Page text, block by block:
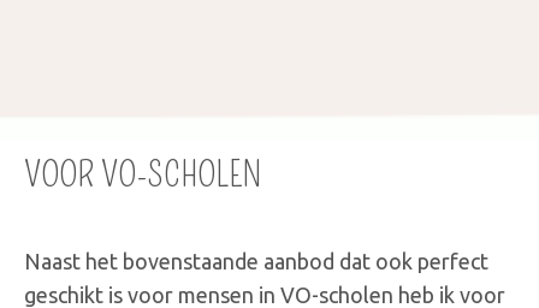
VOOR VO-SCHOLEN
Naast het bovenstaande aanbod dat ook perfect
geschikt is voor mensen in VO-scholen heb ik voor